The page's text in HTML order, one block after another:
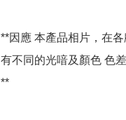
**因應 本產品相片，在
有不同的光喑及顏色 色
**